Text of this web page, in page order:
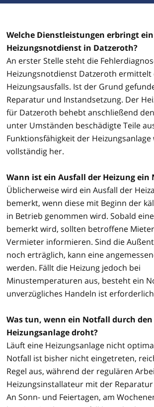
Welche Dienstleistungen erbringt ein
Heizungsnotdienst in Datzeroth?
An erster Stelle steht die
Heizungsnotdienst Datzeroth ermittelt
Heizungsausfalls. Ist der Grund
Reparatur und Instandsetzung. Der
für Datzeroth behebt anschließend
unter Umständen beschädigte Teile
Funktionsfähigkeit der Heizungsanlage
vollständig her.
Wann ist ein Ausfall der Heizung ein
Üblicherweise wird ein Ausfall der
bemerkt, wenn diese mit Beginn der
in Betrieb genommen wird. Sobald
bemerkt wird, sollten betroffene
Vermieter informieren. Sind die
noch erträglich, kann eine
werden. Fällt die Heizung jedoch bei
Minustemperaturen aus, besteht ein
unverzügliches Handeln ist
Was tun, wenn ein Notfall durch
Heizungsanlage droht?
Läuft eine Heizungsanlage nicht
Notfall ist bisher nicht eingetreten,
Regel aus, während der regulären
Heizungsinstallateur mit der
An Sonn- und Feiertagen, am